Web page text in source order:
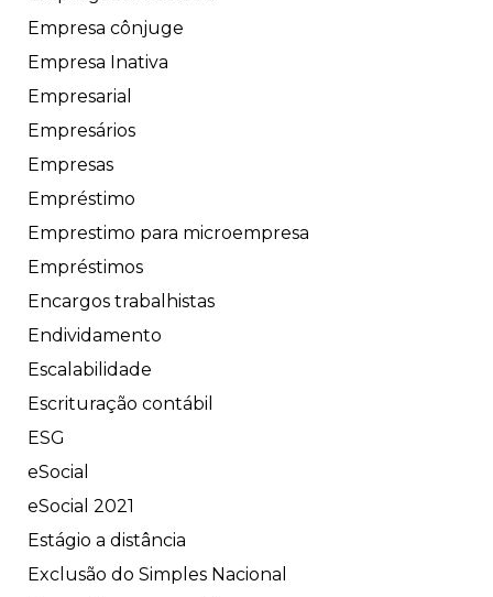
Empresa cônjuge
Empresa Inativa
Empresarial
Empresários
Empresas
Empréstimo
Emprestimo para microempresa
Empréstimos
Encargos trabalhistas
Endividamento
Escalabilidade
Escrituração contábil
ESG
eSocial
eSocial 2021
Estágio a distância
Exclusão do Simples Nacional